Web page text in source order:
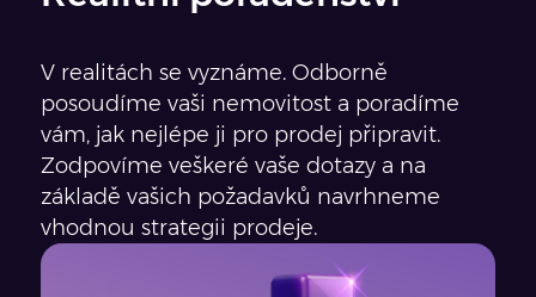
V realitách se vyznáme. Odborně
posoudíme vaši nemovitost a poradíme
vám, jak nejlépe ji pro prodej připravit.
Zodpovíme veškeré vaše dotazy a na
základě vašich požadavků navrhneme
vhodnou strategii prodeje.